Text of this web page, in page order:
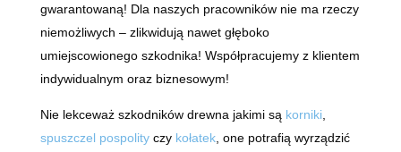
gwarantowaną! Dla naszych pracowników nie ma rzeczy
niemożliwych – zlikwidują nawet głęboko
umiejscowionego szkodnika! Współpracujemy z klientem
indywidualnym oraz biznesowym!
Nie lekceważ szkodników drewna jakimi są korniki,
spuszczel pospolityczy kołatek, one potrafią wyrządzić